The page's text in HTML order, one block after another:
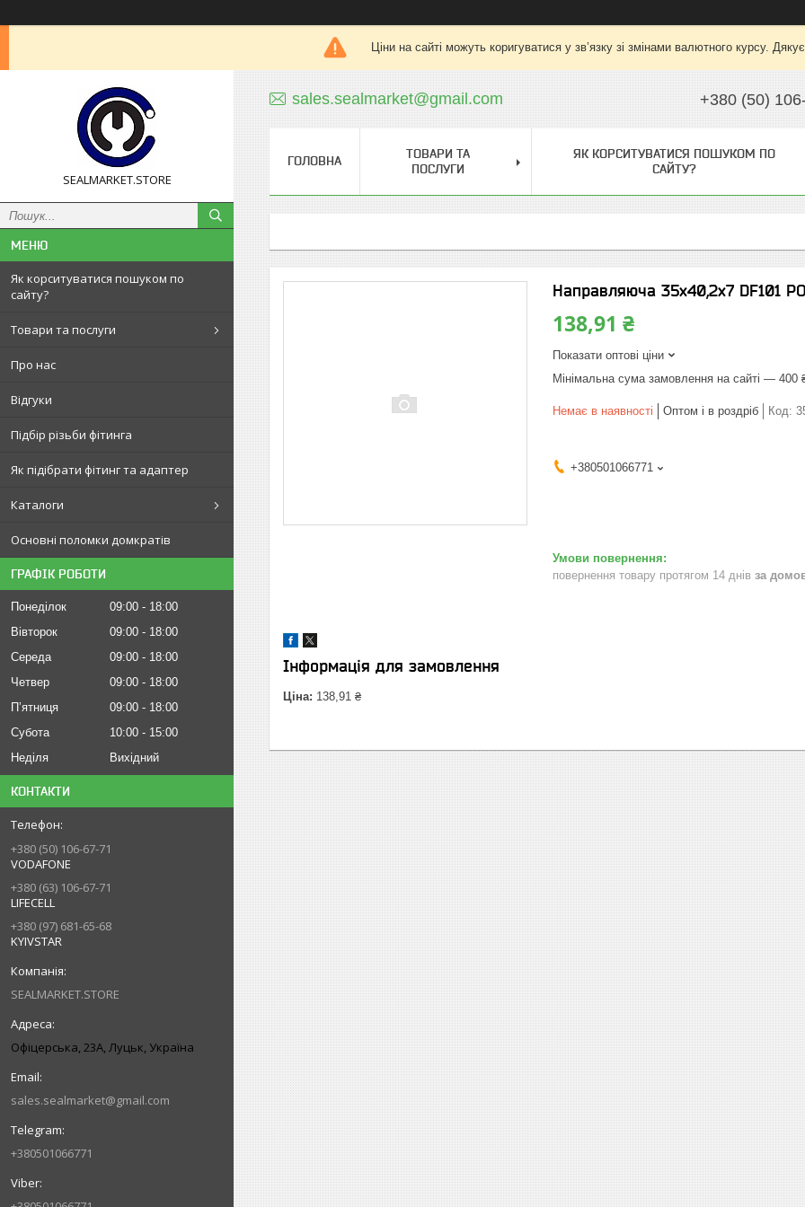
Ціни на сайті можуть коригуватися у зв’язку зі змінами валютного курсу.
SEALMARKET.STORE
Як корситуватися пошуком по
сайту?
Товари та послуги
Про нас
Відгуки
Підбір різьби фітинга
Як підібрати фітинг та адаптер
Каталоги
Основні поломки домкратів
ГРАФІК РОБОТИ
Понеділок 09:00
18:00
Вівторок
09:00
18:00
Середа
09:00
18:00
Четвер
09:00
18:00
Пʼятниця
09:00
18:00
Субота
10:00
15:00
Неділя
Вихідний
КОНТАКТИ
+380 (50) 106-67-71
VODAFONE
+380 (63) 106-67-71
LIFECELL
+380 (97) 681-65-68
KYIVSTAR
SEALMARKET.STORE
Офіцерська, 23А, Луцьк, Україна
sales.sealmarket@gmail.com
+380501066771
sales.sealmarket@gmail.com +380 (50)
ГОЛОВНА
ТОВАРИ ТА
ПОСЛУГИ
ЯК КОРСИТУВАТИСЯ ПОШУКОМ ПО
САЙТУ?
Направляюча 35х40,2х7 DF101
138,91 ₴
Показати оптові ціни
Мінімальна сума замовлення на сайті — 400
Немає в наявності Оптом і в роздріб Код:
+380501066771
повернення товару протягом 14 днів за
Інформація для замовлення
Ціна: 138,91 ₴